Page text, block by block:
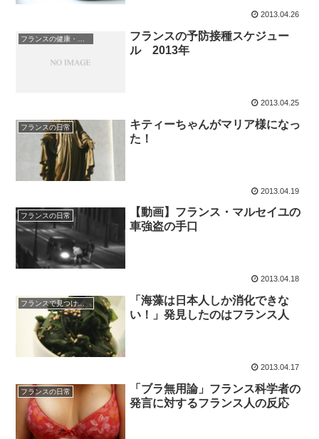
2013.04.26
フランスの健康・医療
フランスの予防接種スケジュー
ル 2013年
2013.04.25
フランスの日常
キティーちゃんがマリア様になっ
た！
2013.04.19
フランスの日常
【動画】フランス・マルセイユの
車強盗の手口
2013.04.18
フランスで見つけた日本
「海藻は日本人しか消化できな
い！」発見したのはフランス人
2013.04.17
フランスの日常
「ブラ無用論」フランス科学者の
発言に対するフランス人の反応